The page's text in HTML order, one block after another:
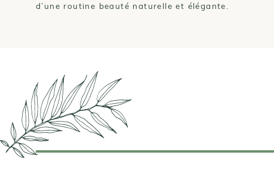
d’une routine beauté naturelle et élégante.